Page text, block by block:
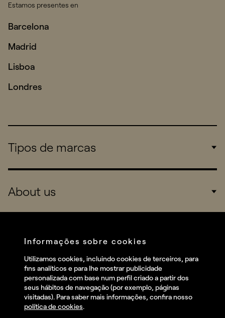
Estamos presentes en
Barcelona
Madrid
Lisboa
Londres
Tipos de marcas
Consumers
Startups
About us
Services
Talent
Contact
Linkedin
Instagram
Facebook
Informações sobre cookies
Utilizamos cookies, incluindo cookies de terceiros, para
fins analíticos e para lhe mostrar publicidade
personalizada com base num perfil criado a partir dos
seus hábitos de navegação (por exemplo, páginas
visitadas). Para saber mais informações, confira nosso
política de cookies.